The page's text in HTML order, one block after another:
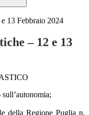
13 Febbraio 2024
– 12 e 13
della Regione Puglia n.